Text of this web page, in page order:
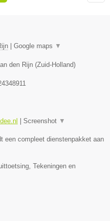
Google maps ▼
den Rijn (Zuid-Holland)
Screenshot ▼
een compleet dienstenpakket aan
Tekeningen en